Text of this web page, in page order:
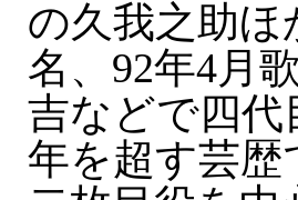
の久我之助ほ
名、92年4月
吉などで四代
年を超す芸歴